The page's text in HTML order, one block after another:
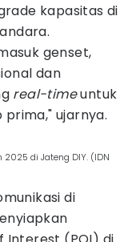
kapasitas di
genset,
dan
real-timeuntuk
ujarnya.
di Jateng DIY. (IDN
di